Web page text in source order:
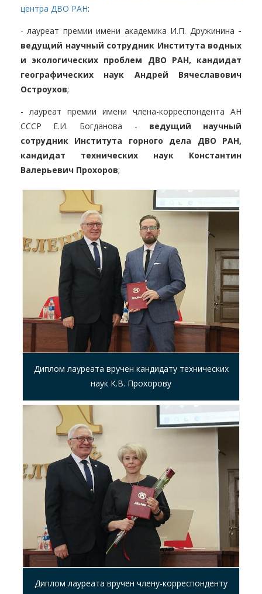
центра ДВО РАН:
- лауреат премии имени академика И.П. Дружинина -
ведущий научный сотрудник Института водных
и экологических проблем ДВО РАН, кандидат
географических наук Андрей Вячеславович
Остроухов;
- лауреат премии имени члена-корреспондента АН
СССР Е.И. Богданова - ведущий научный
сотрудник Института горного дела ДВО РАН,
кандидат технических наук Константин
Валерьевич Прохоров;
Диплом лауреата вручен кандидату технических
наук К.В. Прохорову
Диплом лауреата вручен члену-корреспонденту